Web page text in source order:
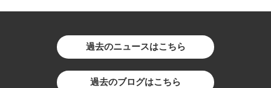
過去のニュースはこちら
過去のブログはこちら